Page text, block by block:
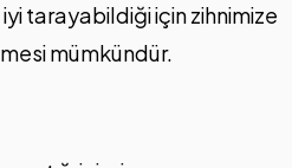
tarayabildiği için zihnimize
mümkündür.